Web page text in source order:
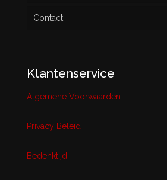
Contact
Klantenservice
Algemene Voorwaarden
Privacy Beleid
Bedenktijd